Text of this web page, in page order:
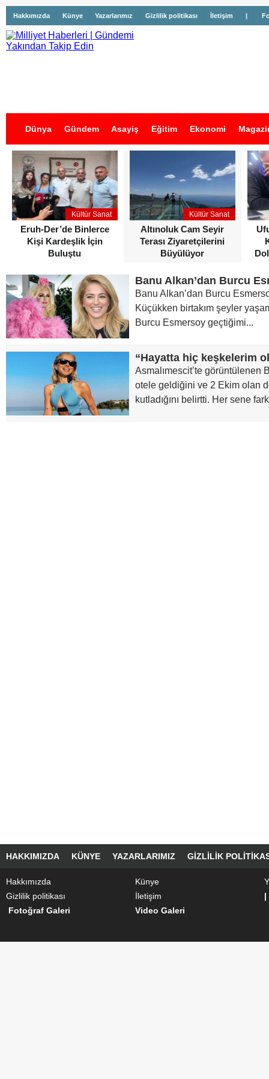
Hakkımızda Künye Yazarlarımız Gizlilik politikası İletişim |
Dünya Gündem Asayiş Eğitim Ekonomi
İş İlanları
Kültür Sanat
Eruh-Der’de Binlerce
Kişi Kardeşlik İçin
Buluştu
Kültür Sanat
Altınoluk Cam Seyir
Terası Ziyaretçilerini
Büyülüyor
Banu Alkan’dan Burcu
Küçükken birtakım şeyler
Burcu Esmersoy geçtiğimi...
“Hayatta hiç keşkelerim
Asmalımescit’te görüntülenen
otele geldiğini ve 2 Ekim olan
kutladığını belirtti. Her sene
HAKKIMIZDA KÜNYE YAZARLARIMIZ GIZLILIK
Hakkımızda Künye
Gizlilik politikası
İletişim
|
Fotoğraf Galeri
Video Galeri